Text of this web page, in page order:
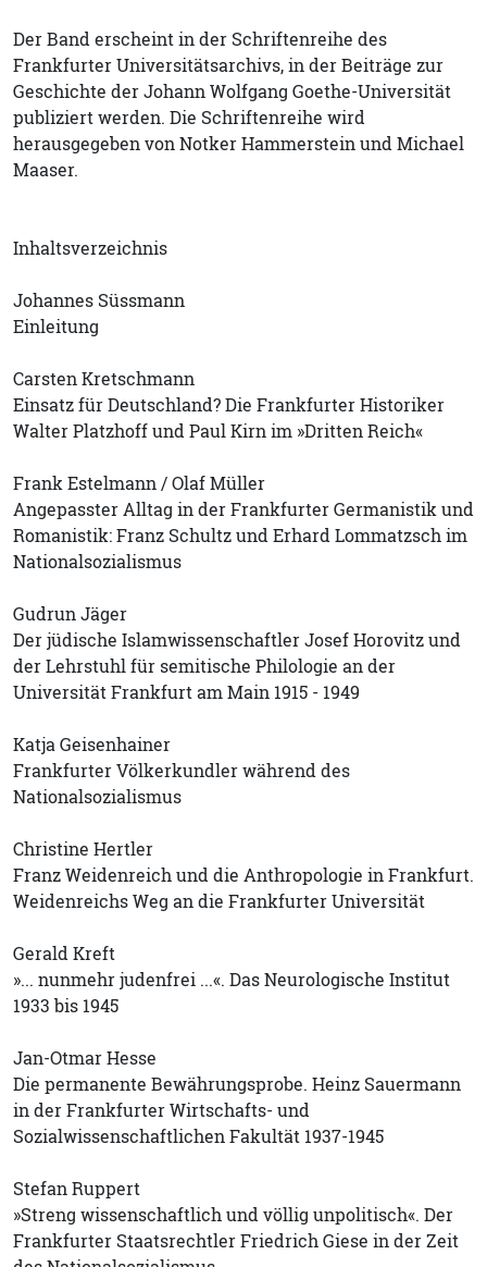
Der Band erscheint in der Schriftenreihe des
Frankfurter Universitätsarchivs, in der Beiträge zur
Geschichte der Johann Wolfgang Goethe-Universität
publiziert werden. Die Schriftenreihe wird
herausgegeben von Notker Hammerstein und Michael
Maaser.
Inhaltsverzeichnis
Johannes Süssmann
Einleitung
Carsten Kretschmann
Einsatz für Deutschland? Die Frankfurter Historiker
Walter Platzhoff und Paul Kirn im »Dritten Reich«
Frank Estelmann / Olaf Müller
Angepasster Alltag in der Frankfurter Germanistik und
Romanistik: Franz Schultz und Erhard Lommatzsch im
Nationalsozialismus
Gudrun Jäger
Der jüdische Islamwissenschaftler Josef Horovitz und
der Lehrstuhl für semitische Philologie an der
Universität Frankfurt am Main 1915 - 1949
Katja Geisenhainer
Frankfurter Völkerkundler während des
Nationalsozialismus
Christine Hertler
Franz Weidenreich und die Anthropologie in Frankfurt.
Weidenreichs Weg an die Frankfurter Universität
Gerald Kreft
»... nunmehr judenfrei ...«. Das Neurologische Institut
1933 bis 1945
Jan-Otmar Hesse
Die permanente Bewährungsprobe. Heinz Sauermann
in der Frankfurter Wirtschafts- und
Sozialwissenschaftlichen Fakultät 1937-1945
Stefan Ruppert
»Streng wissenschaftlich und völlig unpolitisch«. Der
Frankfurter Staatsrechtler Friedrich Giese in der Zeit